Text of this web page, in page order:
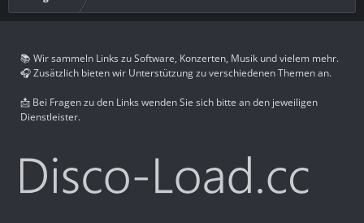
📚 Wir sammeln Links zu Software, Konzerten, Musik und vielem mehr.
🎧 Zusätzlich bieten wir Unterstützung zu verschiedenen Themen an.
📩 Bei Fragen zu den Links wenden Sie sich bitte an den jeweiligen
Dienstleister.